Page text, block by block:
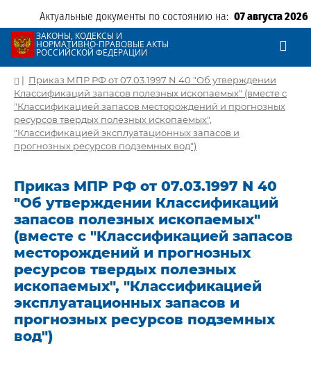
Актуальные документы по состоянию на: 07 августа 2026
ЗАКОНЫ, КОДЕКСЫ И
НОРМАТИВНО-ПРАВОВЫЕ АКТЫ
РОССИЙСКОЙ ФЕДЕРАЦИИ
| Приказ МПР РФ от 07.03.1997 N 40 "Об утверждении
Классификаций запасов полезных ископаемых" (вместе с
"Классификацией запасов месторождений и прогнозных
ресурсов твердых полезных ископаемых",
"Классификацией эксплуатационных запасов и
прогнозных ресурсов подземных вод")
Приказ МПР РФ от 07.03.1997 N 40
"Об утверждении Классификаций
запасов полезных ископаемых"
(вместе с "Классификацией запасов
месторождений и прогнозных
ресурсов твердых полезных
ископаемых", "Классификацией
эксплуатационных запасов и
прогнозных ресурсов подземных
вод")